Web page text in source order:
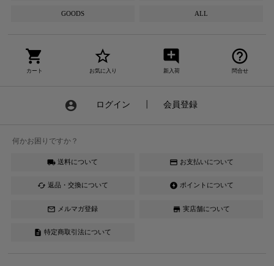
GOODS ALL
shopping_cart
カート
star_border
お気に入り
add_comment
新入荷
help_outline
問合せ
account_circle ログイン 会員登録
何かお困りですか？
local_shipping 送料について credit_card お支払いについて
cached 返品・交換について offline_bolt ポイントについて
mail_outline メルマガ登録 store 実店舗について
description 特定商取引法について